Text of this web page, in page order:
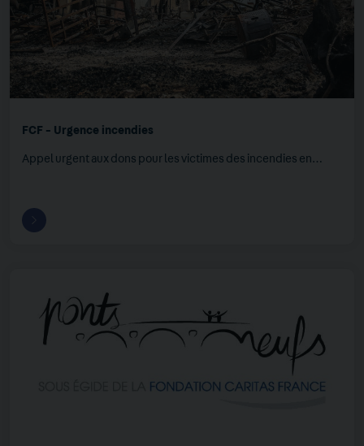
FCF - Urgence incendies
Appel urgent aux dons pour les victimes des incendies en…